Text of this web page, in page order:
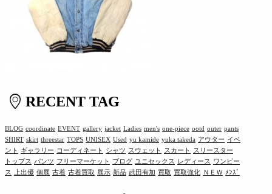
RECENT TAG
BLOG coordinate EVENT gallery jacket Ladies men's one-piece ootd outer pants
SHIRT skirt threestar TOPS UNISEX Used yu kamide yuka takeda アウター イベ
ント
ギャラリー コーディネート シャツ スウェット スカート
スリースター
トップス
パンツ フリーマーケット ブログ ユニセックス レディース
ワンピー
ス
上出優 個展 古着 古着買取 展示 新品 武田有加 買取 買取強化 ＮＥＷ ﾒﾝｽﾞ